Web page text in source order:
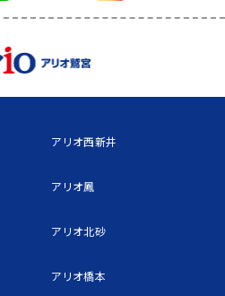
アリオ西新井
アリオ鳳
アリオ北砂
アリオ橋本